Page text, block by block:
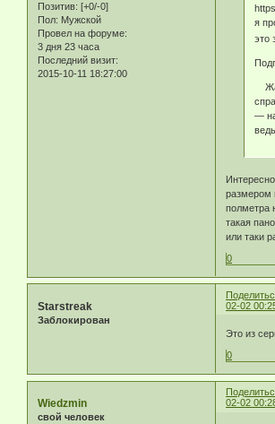
Позитив: [+0/-0]
Пол: Мужской
Провел на форуме:
3 дня 23 часа
Последний визит:
2015-10-11 18:27:00
я
это
—
размером
полметра
такая
или таки
0
02-02
Starstreak
Заблокирован
Это из
0
02-02
Wiedzmin
свой человек